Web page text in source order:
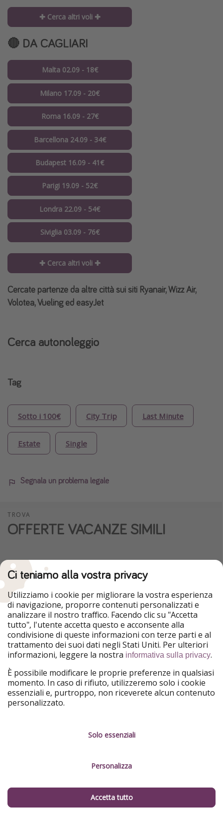
✚ Cerca altri voli ✚
🔴 DA CAGLIARI
Malta 02.09 - 18€
Milano 17.09 - 20€
Roma 16.09 - 27€
Barcellona 24.09 - 34€
Budapest 16.09 - 41€
Parigi 19.09 - 52€
Londra 22.09 - 54€
Siviglia 03.09 - 76€
✚ Cerca altri voli ✚
Cercate partenze da altre città sui siti Ryanair, Wizz Air,
Volotea, Vueling ed easyJet
Cerca autonoleggio
Tag
Sotto i 100€ City Trip Last Minute
Estate Single
Segnala un problema legale
TROVA
OFFERTE VACANZE SIMILI
VOLI
📣 Promo Wizz Air! 💙💜 Voli da SOLI
8€❗️
👒 Voli low cost in tutta Europa nelle prossime
settimane e mesi, ci sono tutte le vostre mete
preferite ❤️
Da 8€pp
VOLI
PROMO
settembre! Voli
Voli low cost last
città più belle
altro! 🤩
Ci teniamo alla vostra privacy
Utilizziamo i cookie per migliorare la vostra esperienza
di navigazione, proporre contenuti personalizzati e
analizzare il nostro traffico. Facendo clic su "Accetta
tutto", l'utente accetta questo e acconsente alla
condivisione di queste informazioni con terze parti e al
trattamento dei suoi dati negli Stati Uniti. Per ulteriori
informazioni, leggere la nostra informativa sulla privacy.
È possibile modificare le proprie preferenze in qualsiasi
momento. In caso di rifiuto, utilizzeremo solo i cookie
essenziali e, purtroppo, non riceverete alcun contenuto
personalizzato.
Solo essenziali
Personalizza
Accetta tutto